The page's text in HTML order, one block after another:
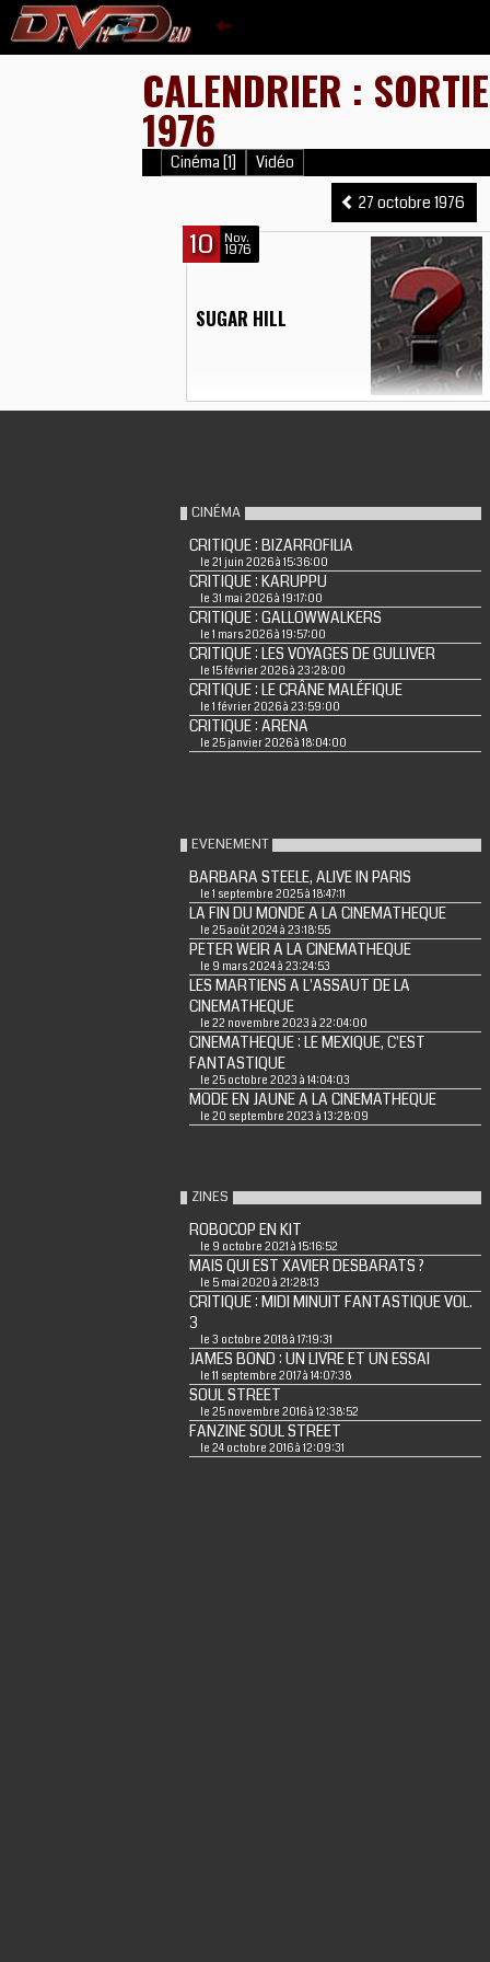
CALENDRIER :
1976
Cinéma [1] Vidéo
27 octobre 1976
10 Nov.
1976
SUGAR HILL
CINÉMA
CRITIQUE : BIZARROFILIA
le 21 juin 2026 à 15:36:00
CRITIQUE : KARUPPU
le 31 mai 2026 à 19:17:00
CRITIQUE : GALLOWWALKERS
le 1 mars 2026 à 19:57:00
CRITIQUE : LES VOYAGES DE GULLIVER
le 15 février 2026 à 23:28:00
CRITIQUE : LE CRÂNE MALÉFIQUE
le 1 février 2026 à 23:59:00
CRITIQUE : ARENA
le 25 janvier 2026 à 18:04:00
EVENEMENT
BARBARA STEELE, ALIVE IN PARIS
le 1 septembre 2025 à 18:47:11
LA FIN DU MONDE A LA CINEMATHEQUE
le 25 août 2024 à 23:18:55
PETER WEIR A LA CINEMATHEQUE
le 9 mars 2024 à 23:24:53
LES MARTIENS A L'ASSAUT DE LA
CINEMATHEQUE
le 22 novembre 2023 à 22:04:00
CINEMATHEQUE : LE MEXIQUE, C'EST
FANTASTIQUE
le 25 octobre 2023 à 14:04:03
MODE EN JAUNE A LA CINEMATHEQUE
le 20 septembre 2023 à 13:28:09
ZINES
ROBOCOP EN KIT
le 9 octobre 2021 à 15:16:52
MAIS QUI EST XAVIER DESBARATS ?
le 5 mai 2020 à 21:28:13
CRITIQUE : MIDI MINUIT FANTASTIQUE VOL.
3
le 3 octobre 2018 à 17:19:31
JAMES BOND : UN LIVRE ET UN ESSAI
le 11 septembre 2017 à 14:07:38
SOUL STREET
le 25 novembre 2016 à 12:38:52
FANZINE SOUL STREET
le 24 octobre 2016 à 12:09:31